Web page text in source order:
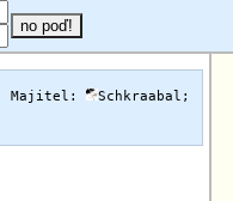
Majitel: Schkraabal ;